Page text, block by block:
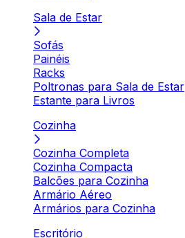
Sala de Estar
Sofás
Painéis
Racks
Poltronas para Sala de Estar
Estante para Livros
Cozinha
Cozinha Completa
Cozinha Compacta
Balcões para Cozinha
Armário Aéreo
Armários para Cozinha
Escritório